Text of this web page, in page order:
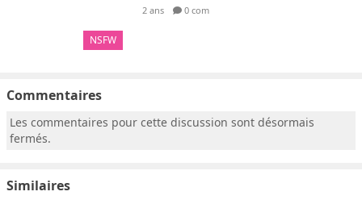
NSFW
2 ans 0 com
Commentaires
Les commentaires pour cette discussion sont désormais
fermés.
Similaires